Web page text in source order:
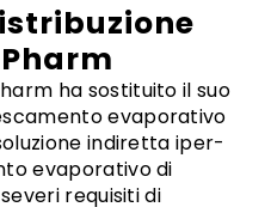
ha sostituito il suo
evaporativo
indiretta iper-
evaporativo di
requisiti di